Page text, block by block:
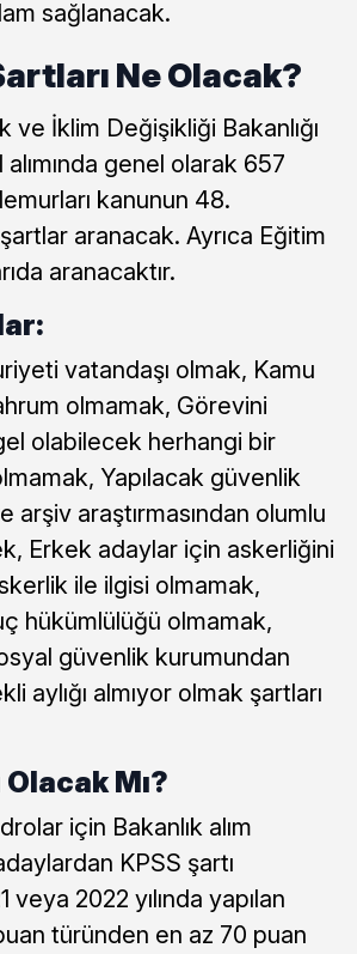
sağlanacak.
Ne Olacak?
ve İklim Değişikliği Bakanlığı
genel olarak 657
kanunun 48.
aranacak. Ayrıca Eğitim
aranacaktır.
vatandaşı olmak, Kamu
olmamak, Görevini
olabilecek herhangi bir
Yapılacak güvenlik
arşiv araştırmasından olumlu
Erkek adaylar için askerliğini
ile ilgisi olmamak,
hükümlülüğü olmamak,
güvenlik kurumundan
aylığı almıyor olmak şartları
Mı?
için Bakanlık alım
KPSS şartı
2022 yılında yapılan
türünden en az 70 puan